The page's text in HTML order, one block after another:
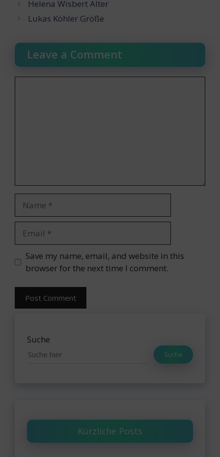
Helena Wisbert Alter
Lukas Köhler Größe
Leave a Comment
Website
Save my name, email, and website in this
browser for the next time I comment.
Suche
Suche
Kürzliche Posts